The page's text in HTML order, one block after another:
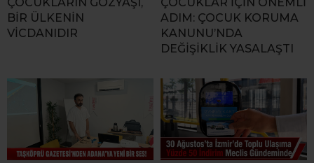
BİR ÜLKENİN
VİCDANIDIR
ADIM: ÇOCUK KORUMA
KANUNU’NDA
DEĞİŞİKLİK YASALAŞTI